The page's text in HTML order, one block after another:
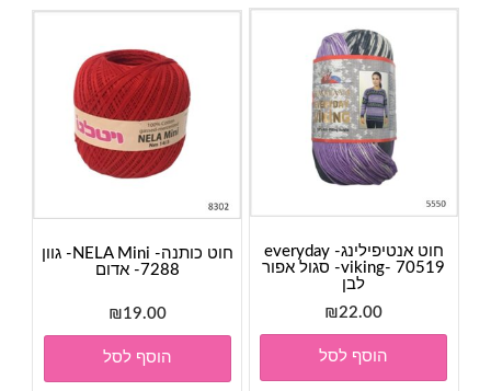
חוט אנטיפילינג- everyday
viking- 70519- סגול אפור
לבן
₪22.00
הוסף לסל
חוט כותנה- NELA Mini- גוון
7288- אדום
₪19.00
הוסף לסל